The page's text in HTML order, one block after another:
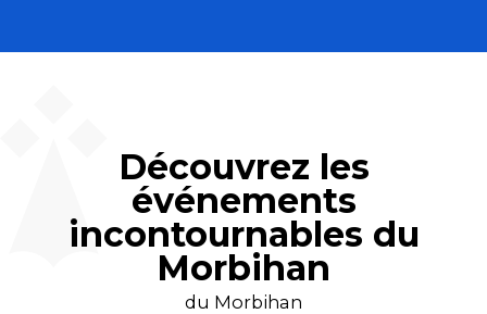
Découvrez les
événements
incontournables du
Morbihan
du Morbihan